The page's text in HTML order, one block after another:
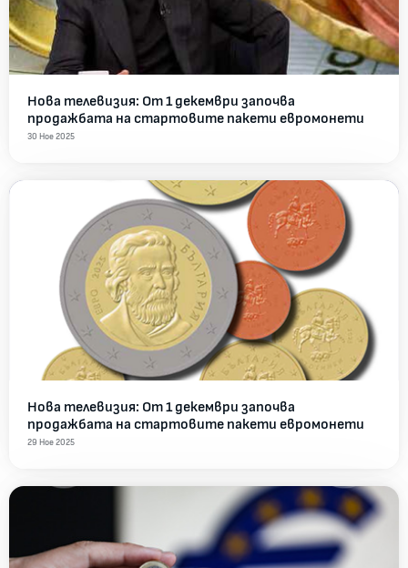
Нова телевизия: От 1 декември започва
продажбата на стартовите пакети евромонети
30 Ное 2025
Нова телевизия: От 1 декември започва
продажбата на стартовите пакети евромонети
29 Ное 2025